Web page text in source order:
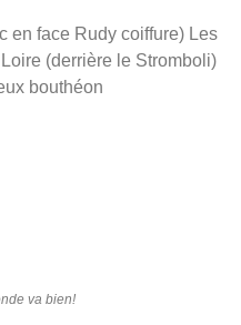
en face Rudy coiffure) Les
(derrière le Stromboli)
bouthéon
va bien!